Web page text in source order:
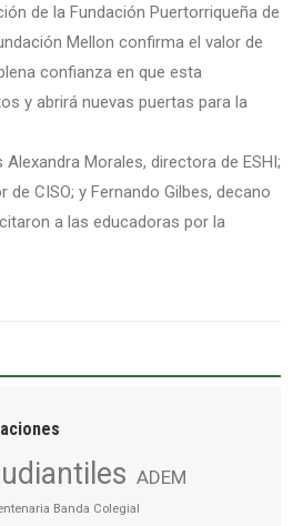
de la Fundación Puertorriqueña de
Mellon confirma el valor de
confianza en que esta
y abrirá nuevas puertas para la
Morales, directora de ESHI;
de CISO; y Fernando Gilbes, decano
a las educadoras por la
ADEM
Banda Colegial